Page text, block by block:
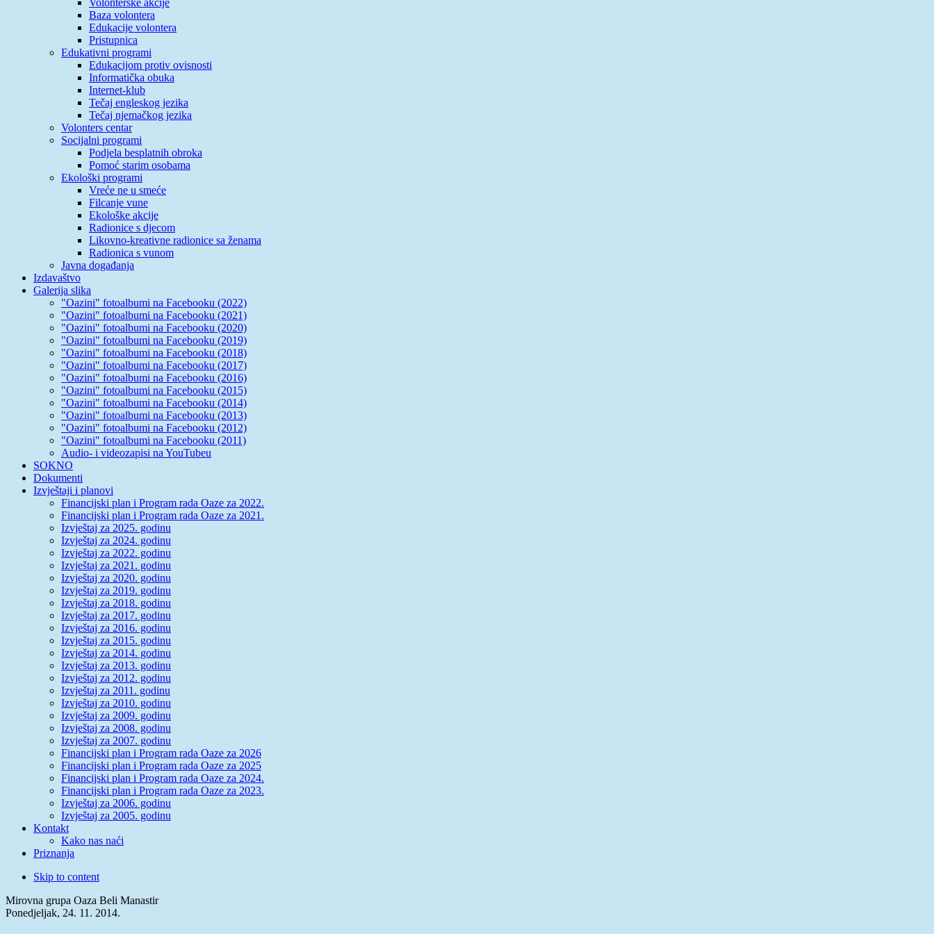
Baza volontera
Edukacije volontera
Pristupnica
Edukativni programi
Edukacijom protiv ovisnosti
Informatička obuka
Internet-klub
Tečaj engleskog jezika
Tečaj njemačkog jezika
Volonters centar
Socijalni programi
Podjela besplatnih obroka
Pomoć starim osobama
Ekološki programi
Vreće ne u smeće
Filcanje vune
Ekološke akcije
Radionice s djecom
Likovno-kreativne radionice sa ženama
Radionica s vunom
Javna događanja
Izdavaštvo
Galerija slika
"Oazini" fotoalbumi na Facebooku (2022)
"Oazini" fotoalbumi na Facebooku (2021)
"Oazini" fotoalbumi na Facebooku (2020)
"Oazini" fotoalbumi na Facebooku (2019)
"Oazini" fotoalbumi na Facebooku (2018)
"Oazini" fotoalbumi na Facebooku (2017)
"Oazini" fotoalbumi na Facebooku (2016)
"Oazini" fotoalbumi na Facebooku (2015)
"Oazini" fotoalbumi na Facebooku (2014)
"Oazini" fotoalbumi na Facebooku (2013)
"Oazini" fotoalbumi na Facebooku (2012)
"Oazini" fotoalbumi na Facebooku (2011)
Audio- i videozapisi na YouTubeu
SOKNO
Dokumenti
Izvještaji i planovi
Financijski plan i Program rada Oaze za 2022.
Financijski plan i Program rada Oaze za 2021.
Izvještaj za 2025. godinu
Izvještaj za 2024. godinu
Izvještaj za 2022. godinu
Izvještaj za 2021. godinu
Izvještaj za 2020. godinu
Izvještaj za 2019. godinu
Izvještaj za 2018. godinu
Izvještaj za 2017. godinu
Izvještaj za 2016. godinu
Izvještaj za 2015. godinu
Izvještaj za 2014. godinu
Izvještaj za 2013. godinu
Izvještaj za 2012. godinu
Izvještaj za 2011. godinu
Izvještaj za 2010. godinu
Izvještaj za 2009. godinu
Izvještaj za 2008. godinu
Izvještaj za 2007. godinu
Financijski plan i Program rada Oaze za 2026
Financijski plan i Program rada Oaze za 2025
Financijski plan i Program rada Oaze za 2024.
Financijski plan i Program rada Oaze za 2023.
Izvještaj za 2006. godinu
Izvještaj za 2005. godinu
Kontakt
Kako nas naći
Priznanja
Skip to content
Mirovna grupa Oaza Beli Manastir
Ponedjeljak, 24. 11. 2014.